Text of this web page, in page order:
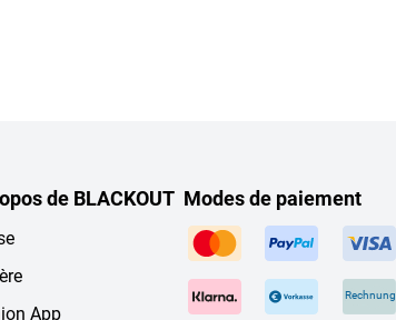
de BLACKOUT
App
Modes de paiement
Rechnung